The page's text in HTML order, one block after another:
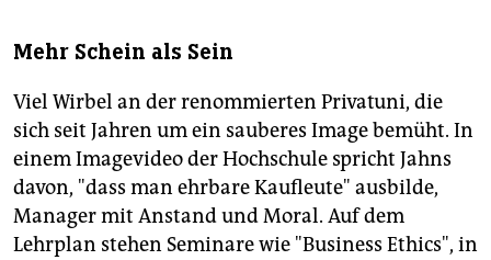
Mehr Schein als Sein
Viel Wirbel an der renommierten Privatuni, die
sich seit Jahren um ein sauberes Image bemüht. In
einem Imagevideo der Hochschule spricht Jahns
davon, "dass man ehrbare Kaufleute" ausbilde,
Manager mit Anstand und Moral. Auf dem
Lehrplan stehen Seminare wie "Business Ethics", in